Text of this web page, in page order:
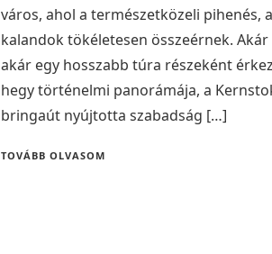
város, ahol a természetközeli pihenés,
kalandok tökéletesen összeérnek.
akár egy hosszabb túra részeként
hegy történelmi panorámája, a
bringaút nyújtotta szabadság […]
TOVÁBB OLVASOM